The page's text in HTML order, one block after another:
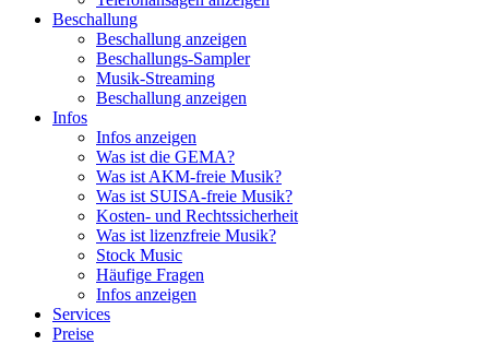
Beschallung
Beschallung anzeigen
Beschallungs-Sampler
Musik-Streaming
Beschallung anzeigen
Infos
Infos anzeigen
Was ist die GEMA?
Was ist AKM-freie Musik?
Was ist SUISA-freie Musik?
Kosten- und Rechtssicherheit
Was ist lizenzfreie Musik?
Stock Music
Häufige Fragen
Infos anzeigen
Services
Preise